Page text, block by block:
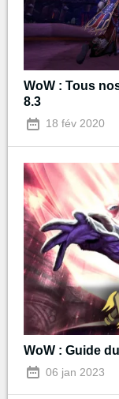
WoW : Tous
8.3
18 fév 2020
WoW : Guide
06 jan 2023